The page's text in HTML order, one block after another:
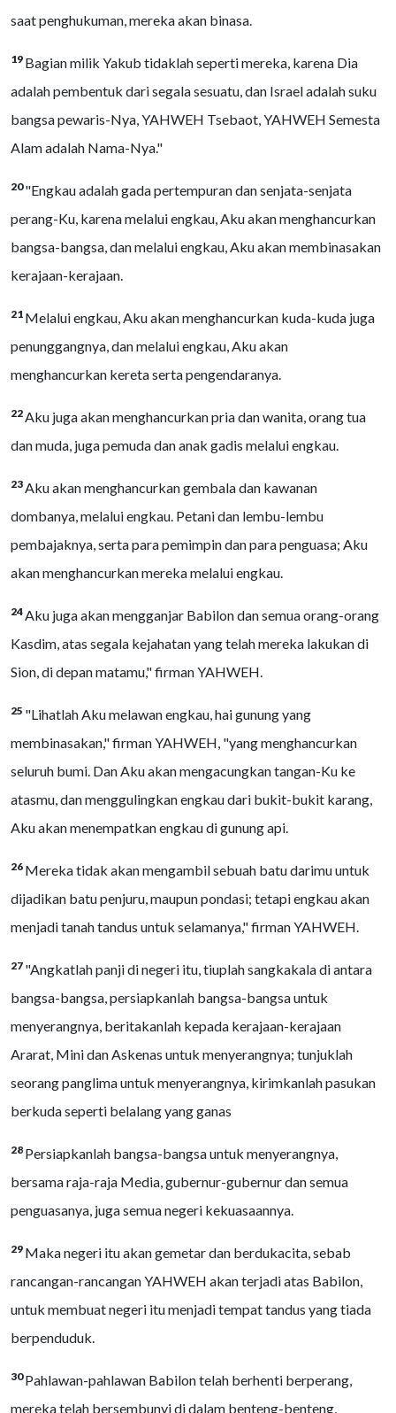
saat penghukuman, mereka akan binasa.
19 Bagian milik Yakub tidaklah seperti mereka, karena Dia
adalah pembentuk dari segala sesuatu, dan Israel adalah suku
bangsa pewaris-Nya, YAHWEH Tsebaot, YAHWEH Semesta
Alam adalah Nama-Nya."
20"Engkau adalah gada pertempuran dan senjata-senjata
perang-Ku, karena melalui engkau, Aku akan menghancurkan
bangsa-bangsa, dan melalui engkau, Aku akan membinasakan
kerajaan-kerajaan.
21 Melalui engkau, Aku akan menghancurkan kuda-kuda juga
penunggangnya, dan melalui engkau, Aku akan
menghancurkan kereta serta pengendaranya.
22Aku juga akan menghancurkan pria dan wanita, orang tua
dan muda, juga pemuda dan anak gadis melalui engkau.
23Aku akan menghancurkan gembala dan kawanan
dombanya, melalui engkau. Petani dan lembu-lembu
pembajaknya, serta para pemimpin dan para penguasa; Aku
akan menghancurkan mereka melalui engkau.
24Aku juga akan mengganjar Babilon dan semua orang-orang
Kasdim, atas segala kejahatan yang telah mereka lakukan di
Sion, di depan matamu," firman YAHWEH.
25 "Lihatlah Aku melawan engkau, hai gunung yang
membinasakan," firman YAHWEH, "yang menghancurkan
seluruh bumi. Dan Aku akan mengacungkan tangan-Ku ke
atasmu, dan menggulingkan engkau dari bukit-bukit karang,
Aku akan menempatkan engkau di gunung api.
26 Mereka tidak akan mengambil sebuah batu darimu untuk
dijadikan batu penjuru, maupun pondasi; tetapi engkau akan
menjadi tanah tandus untuk selamanya," firman YAHWEH.
27 "Angkatlah panji di negeri itu, tiuplah sangkakala di antara
bangsa-bangsa, persiapkanlah bangsa-bangsa untuk
menyerangnya, beritakanlah kepada kerajaan-kerajaan
Ararat, Mini dan Askenas untuk menyerangnya; tunjuklah
seorang panglima untuk menyerangnya, kirimkanlah pasukan
berkuda seperti belalang yang ganas
28 Persiapkanlah bangsa-bangsa untuk menyerangnya,
bersama raja-raja Media, gubernur-gubernur dan semua
penguasanya, juga semua negeri kekuasaannya.
29 Maka negeri itu akan gemetar dan berdukacita, sebab
rancangan-rancangan YAHWEH akan terjadi atas Babilon,
untuk membuat negeri itu menjadi tempat tandus yang tiada
berpenduduk.
30Pahlawan-pahlawan Babilon telah berhenti berperang,
mereka telah bersembunyi di dalam benteng-benteng,